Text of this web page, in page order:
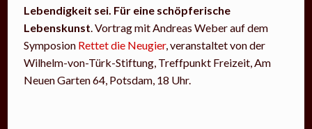
Lebendigkeit sei. Für eine schöpferische
Lebenskunst . Vortrag mit Andreas Weber auf dem
Symposion Rettet die Neugier, veranstaltet von der
Wilhelm-von-Türk-Stiftung, Treffpunkt Freizeit, Am
Neuen Garten 64, Potsdam, 18 Uhr.